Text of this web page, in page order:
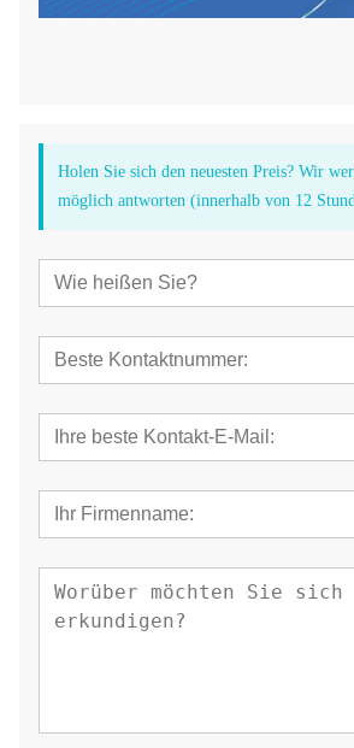
Holen Sie sich den neuesten Preis? Wir
möglich antworten (innerhalb von 12